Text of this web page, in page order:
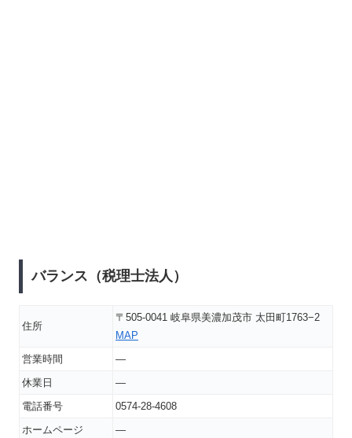
バランス（税理士法人）
住所
〒505-0041 岐阜県美濃加茂市 太田町1763−2
MAP
営業時間
―
休業日
―
電話番号
0574-28-4608
ホームページ
―